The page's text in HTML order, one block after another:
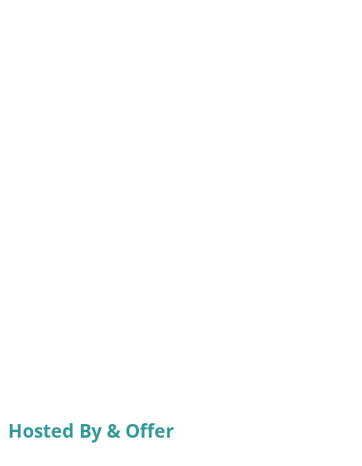
Hosted By & Offer